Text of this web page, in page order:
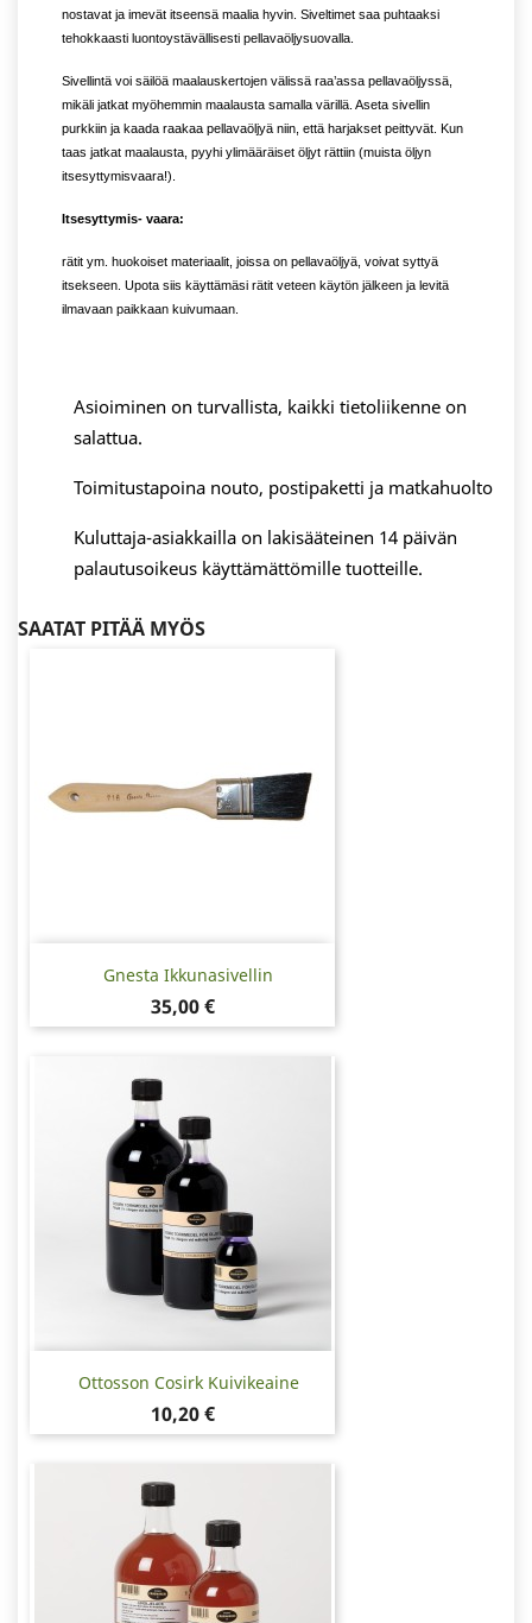
nostavat ja imevät itseensä maalia hyvin. Siveltimet saa puhtaaksi
tehokkaasti luontoystävällisesti pellavaöljysuovalla.
Sivellintä voi säilöä maalauskertojen välissä raa’assa pellavaöljyssä,
mikäli jatkat myöhemmin maalausta samalla värillä. Aseta sivellin
purkkiin ja kaada raakaa pellavaöljyä niin, että harjakset peittyvät. Kun
taas jatkat maalausta, pyyhi ylimääräiset öljyt rättiin (muista öljyn
itsesyttymisvaara!).
Itsesyttymis- vaara:
rätit ym. huokoiset materiaalit, joissa on pellavaöljyä, voivat syttyä
itsekseen. Upota siis käyttämäsi rätit veteen käytön jälkeen ja levitä
ilmavaan paikkaan kuivumaan.
Asioiminen on turvallista, kaikki tietoliikenne on
salattua.
Toimitustapoina nouto, postipaketti ja matkahuolto
Kuluttaja-asiakkailla on lakisääteinen 14 päivän
palautusoikeus käyttämättömille tuotteille.
SAATAT PITÄÄ MYÖS
Gnesta Ikkunasivellin
Hinta
35,00 €
Ottosson Cosirk Kuivikeaine
Hinta
10,20 €